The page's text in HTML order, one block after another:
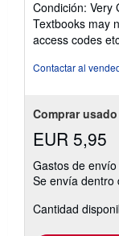
Condición: Very
Textbooks may
access codes
Contactar al
Comprar usado
EUR 5,95
Gastos de
Se envía dentro
Cantidad